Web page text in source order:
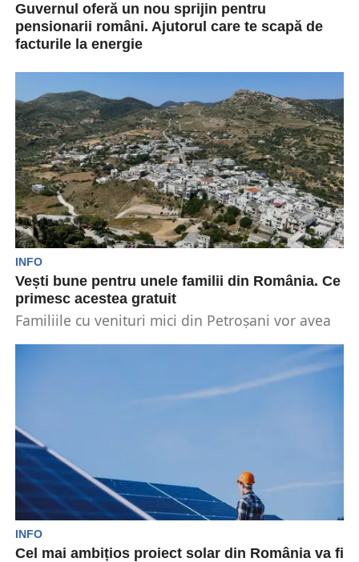
Guvernul oferă un nou sprijin pentru
pensionarii români. Ajutorul care te scapă de
facturile la energie
parte de vești proaste privind indexarea
pensiilor mult așteptată....
INFO
Vești bune pentru unele familii din România. Ce
primesc acestea gratuit
Familiile cu venituri mici din Petroșani vor avea
INFO
Cel mai ambițios proiect solar din România va fi